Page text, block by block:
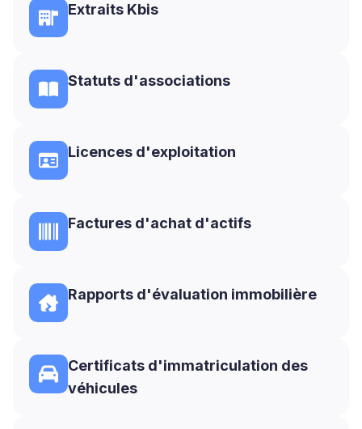
Extraits Kbis
Statuts d'associations
Licences d'exploitation
Factures d'achat d'actifs
Rapports d'évaluation immobilière
Certificats d'immatriculation des
véhicules